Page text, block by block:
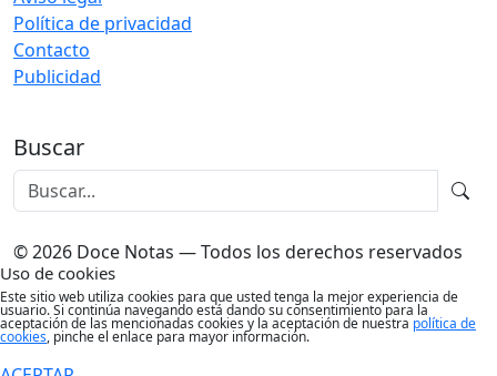
Política de privacidad
Contacto
Publicidad
Buscar
© 2026 Doce Notas — Todos los derechos reservados
Uso de cookies
Este sitio web utiliza cookies para que usted tenga la mejor experiencia de
usuario. Si continúa navegando está dando su consentimiento para la
aceptación de las mencionadas cookies y la aceptación de nuestra política de
cookies, pinche el enlace para mayor información.